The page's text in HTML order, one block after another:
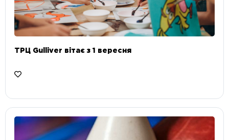
ТРЦ Gulliver вітає з 1 вересня